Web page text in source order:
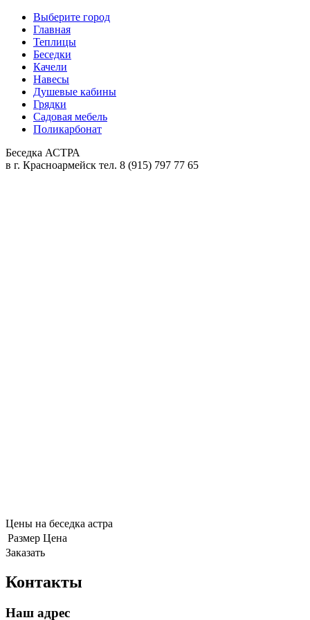
Выберите город
Главная
Теплицы
Беседки
Качели
Навесы
Душевые кабины
Грядки
Садовая мебель
Поликарбонат
Беседка АСТРА
в г. Красноармейск тел. 8 (915) 797 77 65
Цены на беседка астра
Размер Цена
Заказать
Контакты
Наш адрес